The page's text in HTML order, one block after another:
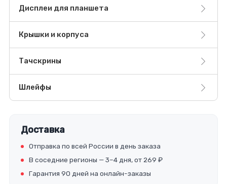
Дисплеи для планшета
Крышки и корпуса
Тачскрины
Шлейфы
Доставка
Отправка по всей России в день заказа
В соседние регионы — 3–4 дня, от 269 ₽
Гарантия 90 дней на онлайн-заказы